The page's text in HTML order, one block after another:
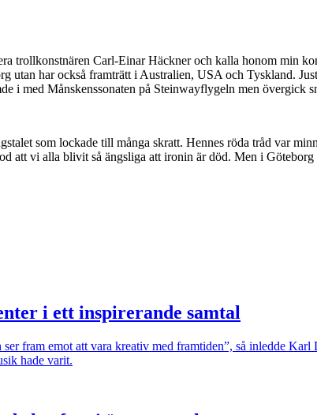
trollkonstnären Carl-Einar Häckner och kalla honom
utan har också framträtt i Australien, USA och Tyskland.
i med Månskenssonaten på Steinwayflygeln men övergick
som lockade till många skratt. Hennes röda tråd var
att vi alla blivit så ängsliga att ironin är död. Men i
i ett inspirerande samtal
fram emot att vara kreativ med framtiden”, så inledde
hade varit.